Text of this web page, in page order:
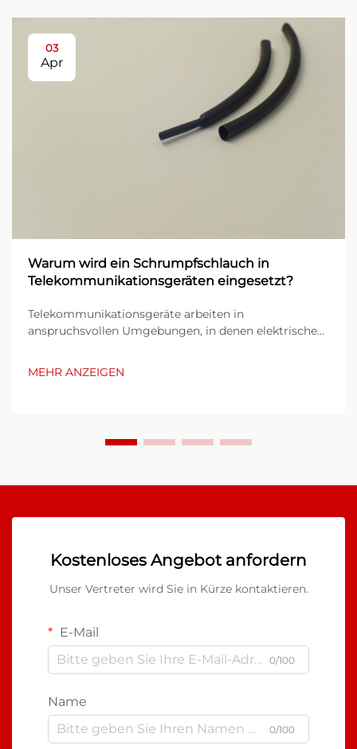
03
Apr
Warum wird ein Schrumpfschlauch in
Telekommunikationsgeräten eingesetzt?
Telekommunikationsgeräte arbeiten in
anspruchsvollen Umgebungen, in denen elektrische
Kabeln, Leitungen und Anschlüssen gewinnt
MEHR ANZEIGEN
Kostenloses Angebot anfordern
Unser Vertreter wird Sie in Kürze kontaktieren.
E-Mail
0/100
Name
0/100